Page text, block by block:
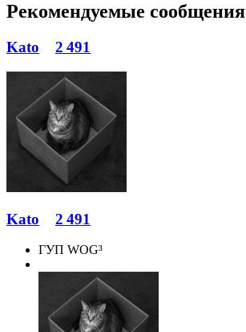
Рекомендуемые сообщения
Kato 2 491
Kato 2 491
ГУП WOG³